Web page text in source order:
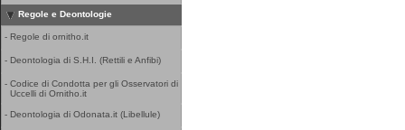
Regole e Deontologie
- Regole di ornitho.it
- Deontologia di S.H.I. (Rettili e Anfibi)
- Codice di Condotta per gli Osservatori di
Uccelli di Ornitho.it
- Deontologia di Odonata.it (Libellule)